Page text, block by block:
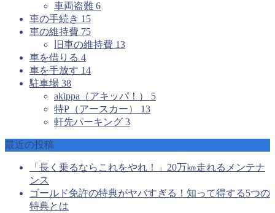
車両盗難 6
車の手続き 15
車の維持費 75
旧車の維持費 13
車を借りる 4
車を手放す 14
駐車場 38
akippa（アキッパ！） 5
特P（アースカー） 13
軒先パーキング 3
最近の投稿
「長く乗るならこれをやれ！」20万㎞走れるメンテナ
ンス
ゴールド免許の特典がヤバすぎる！知って得する5つの
特典とは